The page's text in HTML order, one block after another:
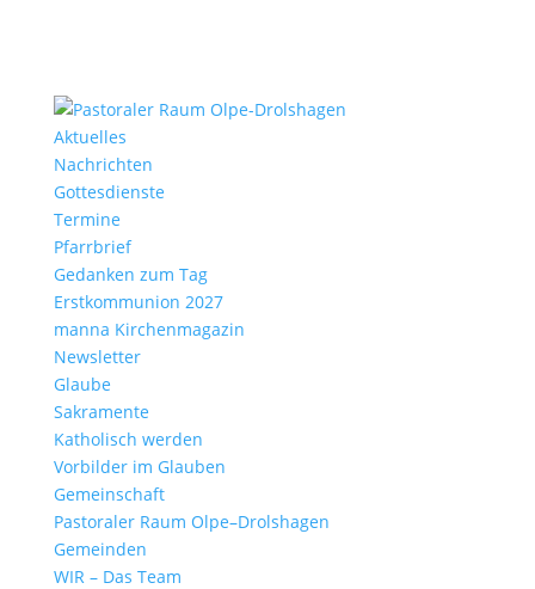
Aktu­elles
Nach­richten
Gottes­dienste
Termine
Pfarr­brief
Gedanken zum Tag
Erst­kom­mu­nion 2027
manna Kirchen­ma­gazin
News­letter
Glaube
Sakra­mente
Katho­lisch werden
Vorbilder im Glauben
Gemein­schaft
Pasto­raler Raum Olpe–Drolshagen
Gemeinden
WIR – Das Team